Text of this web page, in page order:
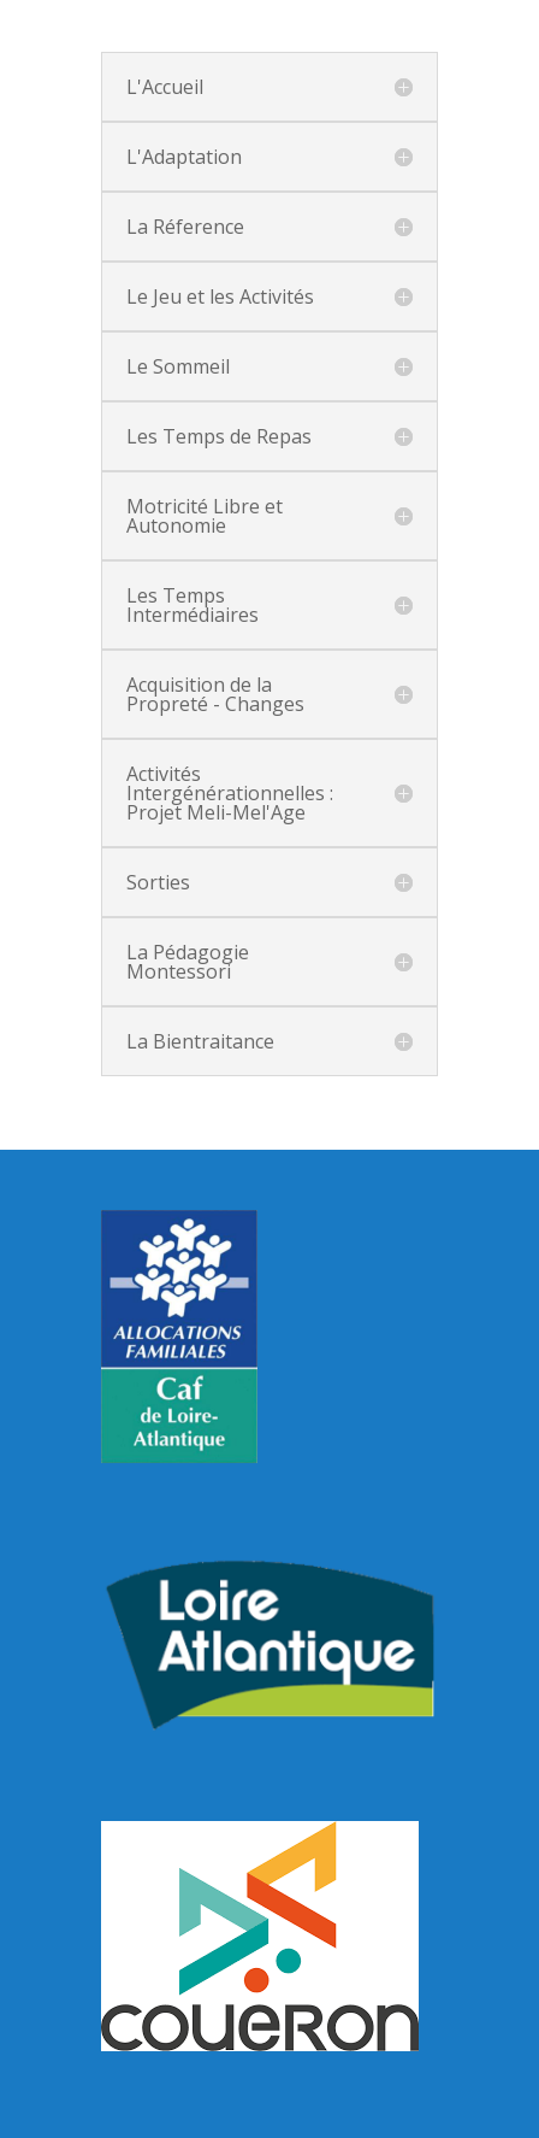
L'Accueil
L'Adaptation
La Réference
Le Jeu et les Activités
Le Sommeil
Les Temps de Repas
Motricité Libre et
Autonomie
Les Temps
Intermédiaires
Acquisition de la
Propreté - Changes
Activités
Intergénérationnelles :
Projet Meli-Mel'Age
Sorties
La Pédagogie
Montessori
La Bientraitance